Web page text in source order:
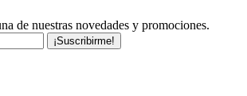
de nuestras novedades y promociones.
¡Suscribirme!